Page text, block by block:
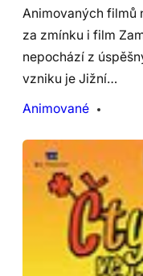
Animovaných filmů
za zmínku i film
nepochází z
vzniku je Jižní…
Animované